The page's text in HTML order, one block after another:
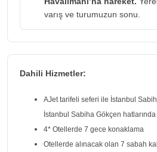
varış ve turumuzun sonu.
Dahili Hizmetler:
AJet tarifeli seferi ile İstanbul
İstanbul Sabiha Gökçen hatlarında
4* Otellerde 7 gece konaklama
Otellerde alınacak olan 7 sabah